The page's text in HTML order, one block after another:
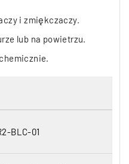
i zmiękczaczy.
lub na powietrzu.
BLC-01